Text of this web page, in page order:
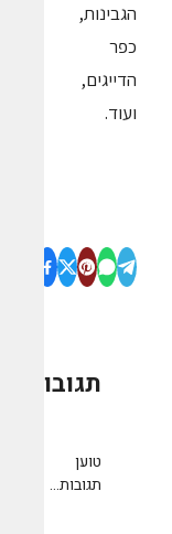
הגבינות,
כפר
הדייגים,
ועוד.
תגובות
טוען
תגובות...